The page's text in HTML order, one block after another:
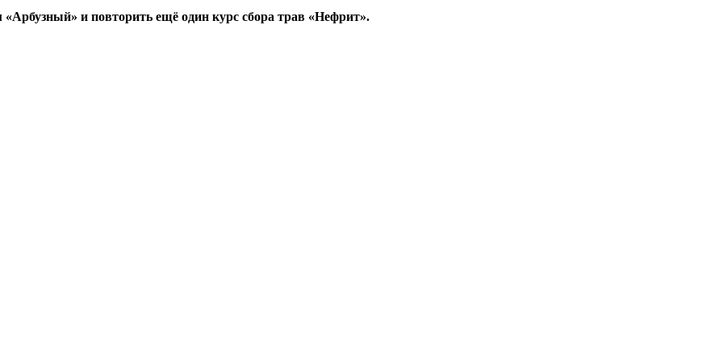
и повторить ещё один курс сбора трав «Нефрит».